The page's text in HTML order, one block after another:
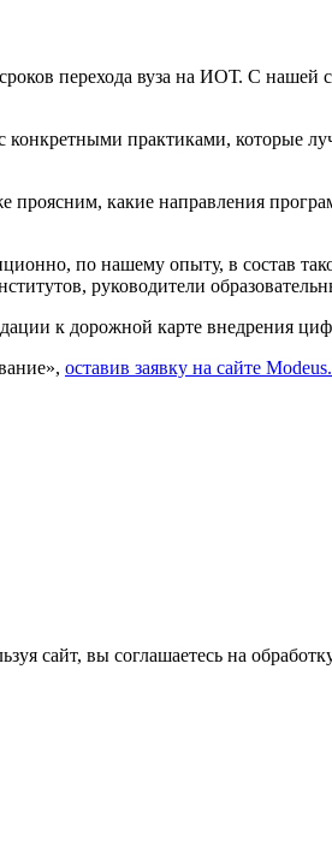
перехода вуза на ИОТ. С
практиками, которые
какие направления
по нашему опыту, в состав
руководители
к дорожной карте внедрения
оставив заявку на сайте Modeus.
сайт, вы соглашаетесь на